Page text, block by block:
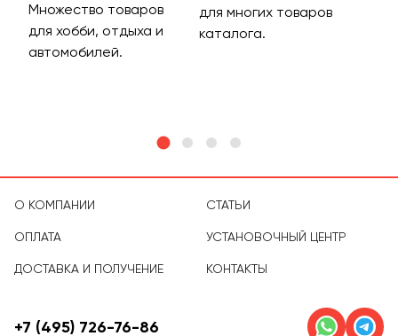
Множество товаров
для хобби, отдыха и
автомобилей.
для многих товаров
каталога.
О КОМПАНИИ
ОПЛАТА
ДОСТАВКА И ПОЛУЧЕНИЕ
СТАТЬИ
УСТАНОВОЧНЫЙ ЦЕНТР
КОНТАКТЫ
+7 (495) 726-76-86